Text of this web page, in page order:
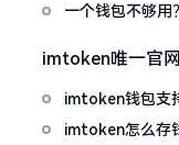
一个钱包不够用
imtoken唯一官网
imtoken钱包支
imtoken怎么存